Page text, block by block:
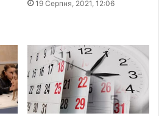
19 Серпня, 2021, 12:06